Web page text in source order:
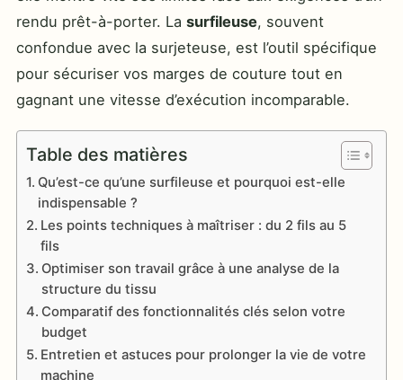
rendu prêt-à-porter. La surfileuse, souvent
confondue avec la surjeteuse, est l’outil spécifique
pour sécuriser vos marges de couture tout en
gagnant une vitesse d’exécution incomparable.
Table des matières
Qu’est-ce qu’une surfileuse et pourquoi est-elle
indispensable ?
Les points techniques à maîtriser : du 2 fils au 5
fils
Optimiser son travail grâce à une analyse de la
structure du tissu
Comparatif des fonctionnalités clés selon votre
budget
Entretien et astuces pour prolonger la vie de votre
machine